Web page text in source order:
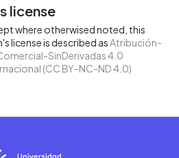
license
where otherwised noted, this
license is described asAtribución-
SinDerivadas 4.0
(CC BY-NC-ND 4.0)